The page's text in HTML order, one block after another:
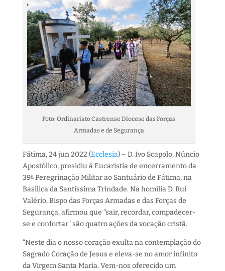
Foto: Ordinariato Castrense Diocese das Forças
Armadas e de Segurança
Fátima, 24 jun 2022 (Ecclesia) – D. Ivo Scapolo, Núncio
Apostólico, presidiu à Eucaristia de encerramento da
39ª Peregrinação Militar ao Santuário de Fátima, na
Basílica da Santíssima Trindade. Na homília D. Rui
Valério, Bispo das Forças Armadas e das Forças de
Segurança, afirmou que “sair, recordar, compadecer-
se e confortar” são quatro ações da vocação cristã.
“Neste dia o nosso coração exulta na contemplação do
Sagrado Coração de Jesus e eleva-se no amor infinito
da Virgem Santa Maria. Vem-nos oferecido um